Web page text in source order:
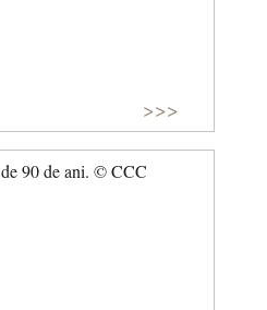
>>>
90 de ani. © CCC